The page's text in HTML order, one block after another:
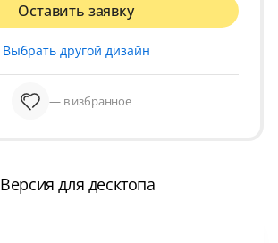
Оставить заявку
Выбрать другой дизайн
— в избранное
Версия для десктопа